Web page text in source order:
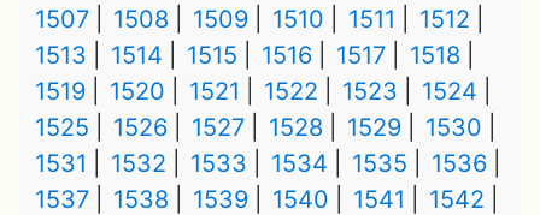
1507
1508 1509 1510 1511
1512
1513
1514 1515 1516 1517
1518
1519
1520 1521 1522 1523
1524
1525
1526 1527 1528 1529
1530
1531
1532 1533 1534 1535
1536
1537
1538 1539 1540 1541
1542